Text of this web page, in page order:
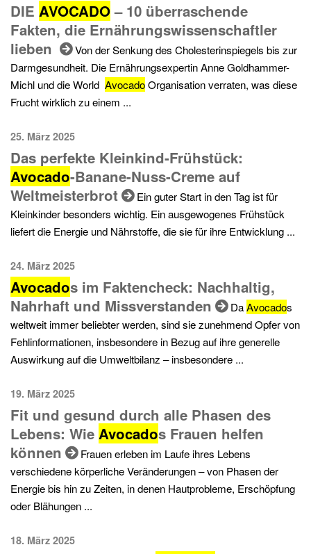
DIE AVOCADO– 10 überraschende
Fakten, die Ernährungswissenschaftler
lieben
Von der Senkung des Cholesterinspiegels bis zur
Darmgesundheit. Die Ernährungsexpertin Anne Goldhammer-
Michl und die World AvocadoOrganisation verraten, was diese
Frucht wirklich zu einem ...
25. März 2025
Das perfekte Kleinkind-Frühstück:
Avocado-Banane-Nuss-Creme auf
Weltmeisterbrot
Ein guter Start in den Tag ist für
Kleinkinder besonders wichtig. Ein ausgewogenes Frühstück
liefert die Energie und Nährstoffe, die sie für ihre Entwicklung ...
24. März 2025
Avocados im Faktencheck: Nachhaltig,
Nahrhaft und Missverstanden
DaAvocados
weltweit immer beliebter werden, sind sie zunehmend Opfer von
Fehlinformationen, insbesondere in Bezug auf ihre generelle
Auswirkung auf die Umweltbilanz – insbesondere ...
19. März 2025
Fit und gesund durch alle Phasen des
Lebens: Wie Avocados Frauen helfen
können
Frauen erleben im Laufe ihres Lebens
verschiedene körperliche Veränderungen – von Phasen der
Energie bis hin zu Zeiten, in denen Hautprobleme, Erschöpfung
oder Blähungen ...
18. März 2025